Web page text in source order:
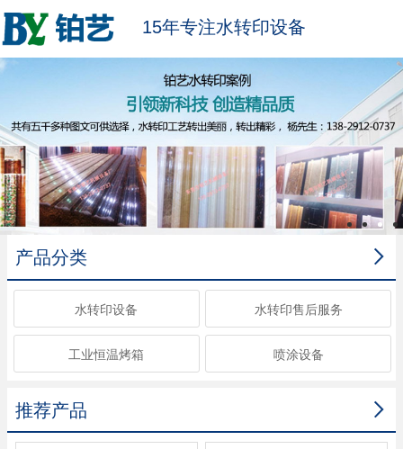
15年专注水转印设备

产品分类
水转印设备 水转印售后服务
工业恒温烤箱 喷涂设备

推荐产品